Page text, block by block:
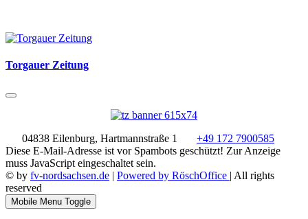
Torgauer Zeitung
04838 Eilenburg, Hartmannstraße 1
+49 172 7900585
Diese E-Mail-Adresse ist vor Spambots geschützt! Zur Anzeige
muss JavaScript eingeschaltet sein.
© by fv-nordsachsen.de | Powered by RöschOffice | All rights
reserved
Mobile Menu Toggle